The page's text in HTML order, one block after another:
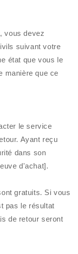
vous devez
suivant votre
état que vous le
manière que ce
le service
Ayant reçu
dans son
d'achat].
gratuits. Si vous
pas le résultat
de retour seront